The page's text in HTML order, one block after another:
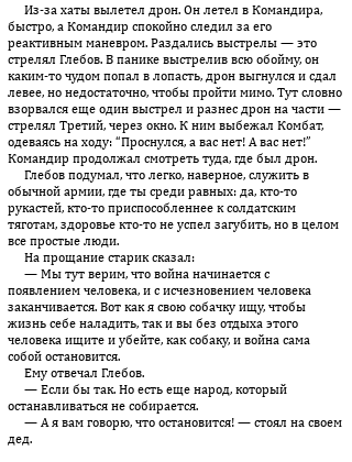
Из-за хаты вылетел дрон. Он летел в Командира,
быстро, а Командир спокойно следил за его
реактивным маневром. Раздались выстрелы — это
стрелял Глебов. В панике выстрелив всю обойму, он
каким-то чудом попал в лопасть, дрон выгнулся и сдал
левее, но недостаточно, чтобы пройти мимо. Тут словно
взорвался еще один выстрел и разнес дрон на части —
стрелял Третий, через окно. К ним выбежал Комбат,
одеваясь на ходу: “Проснулся, а вас нет! А вас нет!”
Командир продолжал смотреть туда, где был дрон.
Глебов подумал, что легко, наверное, служить в
обычной армии, где ты среди равных: да, кто-то
рукастей, кто-то приспособленнее к солдатским
тяготам, здоровье кто-то не успел загубить, но в целом
все простые люди.
На прощание старик сказал:
— Мы тут верим, что война начинается с
появлением человека, и с исчезновением человека
заканчивается. Вот как я свою собачку ищу, чтобы
жизнь себе наладить, так и вы без отдыха этого
человека ищите и убейте, как собаку, и война сама
собой остановится.
Ему отвечал Глебов.
— Если бы так. Но есть еще народ, который
останавливаться не собирается.
— А я вам говорю, что остановится! — стоял на своем
дед.